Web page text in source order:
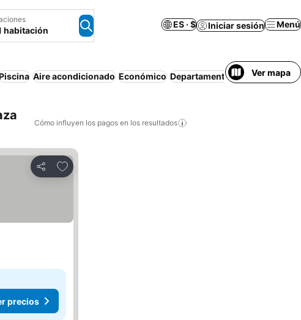
habitación
ES · $ Iniciar sesión Menú
Aire acondicionado Económico Departamento equipado Wi-Fi
Ver mapa
Cómo influyen los pagos en los resultados
Compartir
Añadir a favoritos
precios